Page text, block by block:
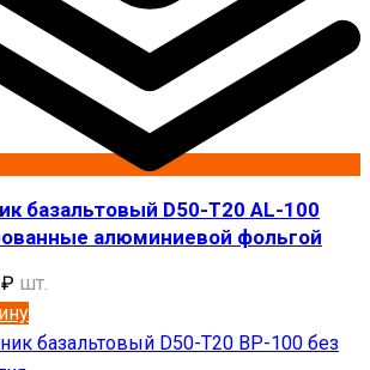
базальтовый D50-T20 AL-100
алюминиевой фольгой
₽ шт.